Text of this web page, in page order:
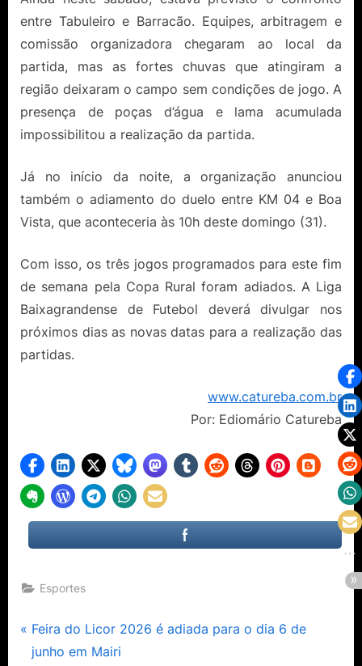
entre Tabuleiro e Barracão. Equipes, arbitragem e
comissão organizadora chegaram ao local da
partida, mas as fortes chuvas que atingiram a
região deixaram o campo sem condições de jogo. A
presença de poças d’água e lama acumulada
impossibilitou a realização da partida.
Já no início da noite, a organização anunciou
também o adiamento do duelo entre KM 04 e Boa
Vista, que aconteceria às 10h deste domingo (31).
Com isso, os três jogos programados para este fim
de semana pela Copa Rural foram adiados. A Liga
Baixagrandense de Futebol deverá divulgar nos
próximos dias as novas datas para a realização das
partidas.
www.catureba.com.br
Por: Ediomário Catureba
Esportes
Navegação
P
r
Feira do Licor 2026 é adiada para o dia 6 de
junho em Mairi